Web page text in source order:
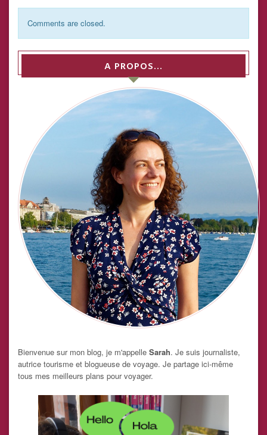
Comments are closed.
A PROPOS…
Bienvenue sur mon blog, je m'appelle Sarah. Je suis journaliste,
autrice tourisme et blogueuse de voyage. Je partage ici-même
tous mes meilleurs plans pour voyager.